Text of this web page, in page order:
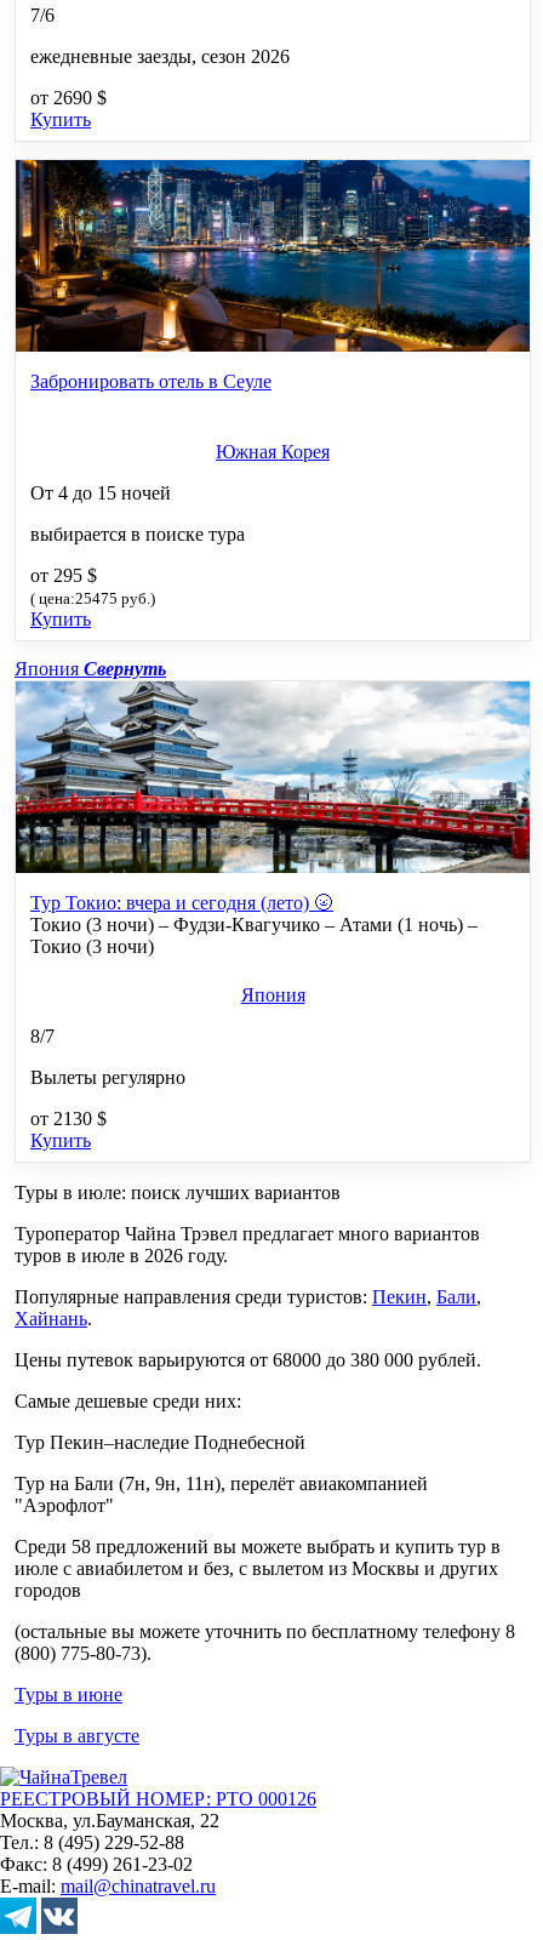
7/6
ежедневные заезды, сезон 2026
от 2690 $
Купить
Забронировать отель в Сеуле
Южная Корея
От 4 до 15 ночей
выбирается в поиске тура
от 295 $
( цена:25475 руб.)
Купить
Япония Свернуть
Тур Токио: вчера и сегодня (лето) 🌝
Токио (3 ночи) – Фудзи-Квагучико – Атами (1 ночь) –
Токио (3 ночи)
Япония
8/7
Вылеты регулярно
от 2130 $
Купить
Туры в июле: поиск лучших вариантов
Туроператор Чайна Трэвел предлагает много вариантов
туров в июле в 2026 году.
Популярные направления среди туристов: Пекин, Бали,
Хайнань.
Цены путевок варьируются от 68000 до 380 000 рублей.
Самые дешевые среди них:
Тур Пекин–наследие Поднебесной
Тур на Бали (7н, 9н, 11н), перелёт авиакомпанией
"Аэрофлот"
Среди 58 предложений вы можете выбрать и купить тур в
июле с авиабилетом и без, с вылетом из Москвы и других
городов
(остальные вы можете уточнить по бесплатному телефону 8
(800) 775-80-73).
Туры в июне
Туры в августе
РЕЕСТРОВЫЙ НОМЕР: РТО 000126
Москва, ул.Бауманская, 22
Тел.: 8 (495) 229-52-88
Факс: 8 (499) 261-23-02
E-mail: mail@chinatravel.ru